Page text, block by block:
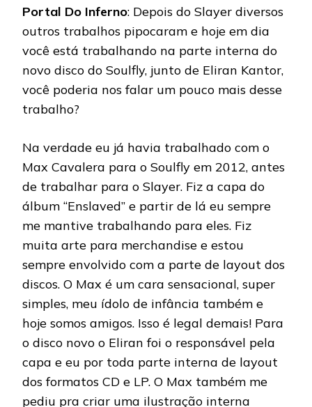
Portal Do Inferno: Depois do Slayer diversos
outros trabalhos pipocaram e hoje em dia
você está trabalhando na parte interna do
novo disco do Soulfly, junto de Eliran Kantor,
você poderia nos falar um pouco mais desse
trabalho?
Na verdade eu já havia trabalhado com o
Max Cavalera para o Soulfly em 2012, antes
de trabalhar para o Slayer. Fiz a capa do
álbum “Enslaved” e partir de lá eu sempre
me mantive trabalhando para eles. Fiz
muita arte para merchandise e estou
sempre envolvido com a parte de layout dos
discos. O Max é um cara sensacional, super
simples, meu ídolo de infância também e
hoje somos amigos. Isso é legal demais! Para
o disco novo o Eliran foi o responsável pela
capa e eu por toda parte interna de layout
dos formatos CD e LP. O Max também me
pediu pra criar uma ilustração interna